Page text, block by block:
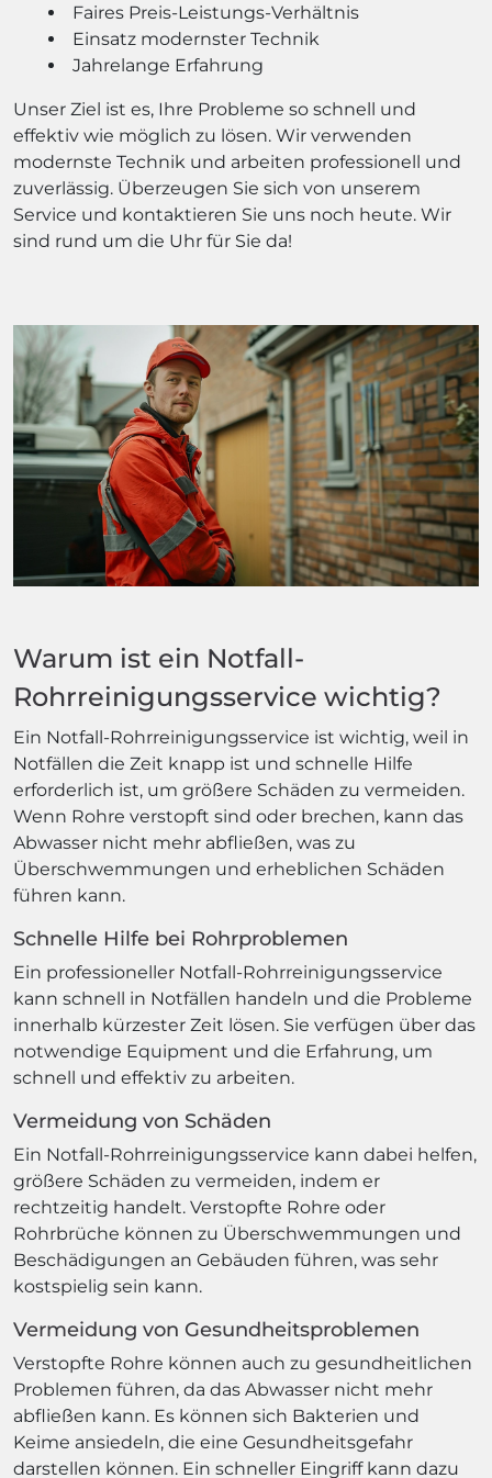
Faires Preis-Leistungs-Verhältnis
Einsatz modernster Technik
Jahrelange Erfahrung
Unser Ziel ist es, Ihre Probleme so schnell und
effektiv wie möglich zu lösen. Wir verwenden
modernste Technik und arbeiten professionell und
zuverlässig. Überzeugen Sie sich von unserem
Service und kontaktieren Sie uns noch heute. Wir
sind rund um die Uhr für Sie da!
Warum ist ein Notfall-
Rohrreinigungsservice wichtig?
Ein Notfall-Rohrreinigungsservice ist wichtig, weil in
Notfällen die Zeit knapp ist und schnelle Hilfe
erforderlich ist, um größere Schäden zu vermeiden.
Wenn Rohre verstopft sind oder brechen, kann das
Abwasser nicht mehr abfließen, was zu
Überschwemmungen und erheblichen Schäden
führen kann.
Schnelle Hilfe bei Rohrproblemen
Ein professioneller Notfall-Rohrreinigungsservice
kann schnell in Notfällen handeln und die Probleme
innerhalb kürzester Zeit lösen. Sie verfügen über das
notwendige Equipment und die Erfahrung, um
schnell und effektiv zu arbeiten.
Vermeidung von Schäden
Ein Notfall-Rohrreinigungsservice kann dabei helfen,
größere Schäden zu vermeiden, indem er
rechtzeitig handelt. Verstopfte Rohre oder
Rohrbrüche können zu Überschwemmungen und
Beschädigungen an Gebäuden führen, was sehr
kostspielig sein kann.
Vermeidung von Gesundheitsproblemen
Verstopfte Rohre können auch zu gesundheitlichen
Problemen führen, da das Abwasser nicht mehr
abfließen kann. Es können sich Bakterien und
Keime ansiedeln, die eine Gesundheitsgefahr
darstellen können. Ein schneller Eingriff kann dazu